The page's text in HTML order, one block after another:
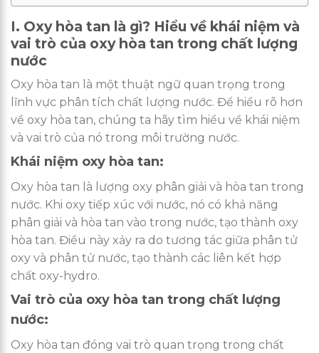
I. Oxy hòa tan là gì? Hiểu về khái niệm và
vai trò của oxy hòa tan trong chất lượng
nước
Oxy hòa tan là một thuật ngữ quan trọng trong
lĩnh vực phân tích chất lượng nước. Để hiểu rõ hơn
về oxy hòa tan, chúng ta hãy tìm hiểu về khái niệm
và vai trò của nó trong môi trường nước.
Khái niệm oxy hòa tan:
Oxy hòa tan là lượng oxy phân giải và hòa tan trong
nước. Khi oxy tiếp xúc với nước, nó có khả năng
phân giải và hòa tan vào trong nước, tạo thành oxy
hòa tan. Điều này xảy ra do tương tác giữa phân tử
oxy và phân tử nước, tạo thành các liên kết hợp
chất oxy-hydro.
Vai trò của oxy hòa tan trong chất lượng
nước:
Oxy hòa tan đóng vai trò quan trọng trong chất